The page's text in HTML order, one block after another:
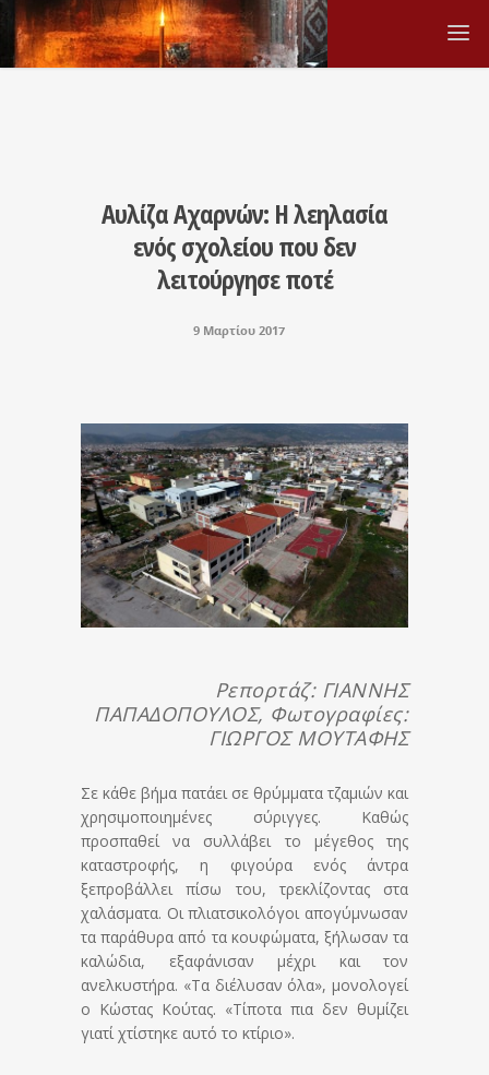
Αυλίζα Αχαρνών: Η λεηλασία
ενός σχολείου που δεν
λειτούργησε ποτέ
9 Μαρτίου 2017
Ρεπορτάζ: ΓΙΑΝΝΗΣ
ΠΑΠΑΔΟΠΟΥΛΟΣ, Φωτογραφίες:
ΓΙΩΡΓΟΣ ΜΟΥΤΑΦΗΣ
Σε κάθε βήμα πατάει σε θρύμματα τζαμιών και
χρησιμοποιημένες σύριγγες. Καθώς
προσπαθεί να συλλάβει το μέγεθος της
καταστροφής, η φιγούρα ενός άντρα
ξεπροβάλλει πίσω του, τρεκλίζοντας στα
χαλάσματα. Οι πλιατσικολόγοι απογύμνωσαν
τα παράθυρα από τα κουφώματα, ξήλωσαν τα
καλώδια, εξαφάνισαν μέχρι και τον
ανελκυστήρα. «Τα διέλυσαν όλα», μονολογεί
ο Κώστας Κούτας. «Τίποτα πια δεν θυμίζει
γιατί χτίστηκε αυτό το κτίριο».